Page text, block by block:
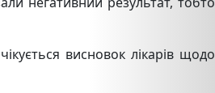
висновок лікарів щодо